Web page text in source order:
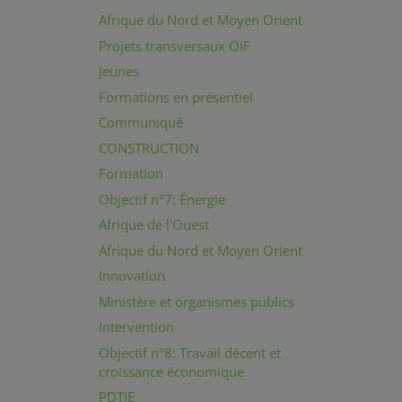
Afrique du Nord et Moyen Orient
Projets transversaux OIF
Jeunes
Formations en présentiel
Communiqué
CONSTRUCTION
Formation
Objectif n°7: Énergie
Afrique de l'Ouest
Afrique du Nord et Moyen Orient
Innovation
Ministère et organismes publics
Intervention
Objectif n°8: Travail décent et
croissance économique
PDTIE